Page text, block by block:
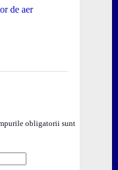
de aer
obligatorii sunt